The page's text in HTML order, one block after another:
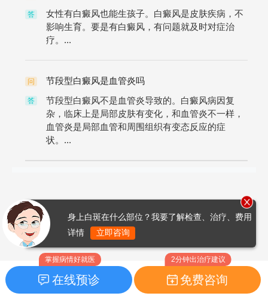
答
女性有白癜风也能生孩子。白癜风是皮肤疾病，不
影响生育。要是有白癜风，有问题就及时对症治
疗。...
问 节段型白癜风是血管炎吗
答
节段型白癜风不是血管炎导致的。白癜风病因复
杂，临床上是局部皮肤有变化，和血管炎不一样，
血管炎是局部血管和周围组织有变态反应的症
状。...
掌握病情好就医
在线预诊
2分钟出治疗建议
免费咨询
身上白斑在什么部位？我要了解检查、治疗、费用
详情
立即咨询